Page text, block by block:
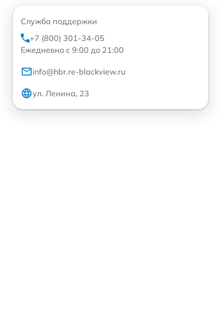
Служба поддержки
+7 (800) 301-34-05
Ежедневно с 9:00 до 21:00
info@hbr.re-blackview.ru
ул. Ленина, 23